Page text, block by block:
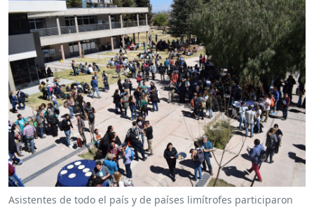
Asistentes de todo el país y de países limítrofes participaron